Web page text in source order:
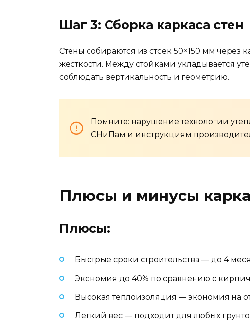
Шаг 3: Сборка каркаса стен
Стены собираются из стоек 50×150 мм через
жесткости. Между стойками укладывается
соблюдать вертикальность и геометрию.
Помните: нарушение технологии
СНиПам и инструкциям
Плюсы и минусы
Плюсы:
Быстрые сроки строительства — до 4
Экономия до 40% по сравнению с
Высокая теплоизоляция — экономия на
Легкий вес — подходит для любых